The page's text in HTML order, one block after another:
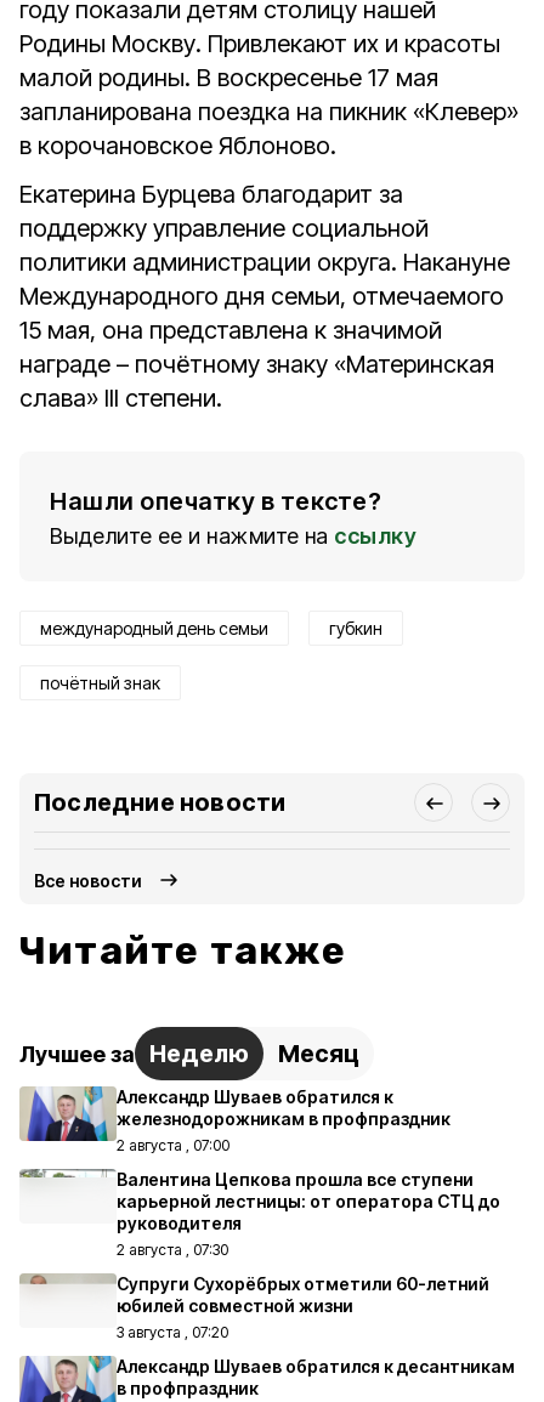
году показали детям столицу нашей
Родины Москву. Привлекают их и красоты
малой родины. В воскресенье 17 мая
запланирована поездка на пикник «Клевер»
в корочановское Яблоново.
Екатерина Бурцева благодарит за
поддержку управление социальной
политики администрации округа. Накануне
Международного дня семьи, отмечаемого
15 мая, она представлена к значимой
награде – почётному знаку «Материнская
слава» III степени.
Нашли опечатку в тексте?
Выделите ее и нажмите на ссылку
международный день семьи губкин
почётный знак
Последние новости
Все новости
Читайте также
Лучшее за Неделю Месяц
Александр Шуваев обратился к
железнодорожникам в профпраздник
2 августа , 07:00
Валентина Цепкова прошла все ступени
карьерной лестницы: от оператора СТЦ до
руководителя
2 августа , 07:30
Супруги Сухорёбрых отметили 60-летний
юбилей совместной жизни
3 августа , 07:20
Александр Шуваев обратился к десантникам
в профпраздник